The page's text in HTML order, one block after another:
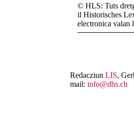
© HLS: Tuts
il Historisches
electronica valan
Redacziun LIS,
mail: info@dhs.ch